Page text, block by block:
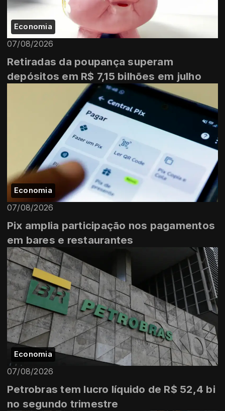
Economia
07/08/2026
Retiradas da poupança superam
depósitos em R$ 7,15 bilhões em julho
Economia
07/08/2026
Pix amplia participação nos pagamentos
em bares e restaurantes
Economia
07/08/2026
Petrobras tem lucro líquido de R$ 52,4 bi
no segundo trimestre